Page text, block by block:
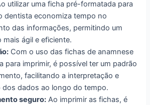
utilizar uma ficha pré-formatada para
dentista economiza tempo no
das informações, permitindo um
ágil e eficiente.
Com o uso das fichas de anamnese
para imprimir, é possível ter um padrão
facilitando a interpretação e
dos dados ao longo do tempo.
seguro: Ao imprimir as fichas, é